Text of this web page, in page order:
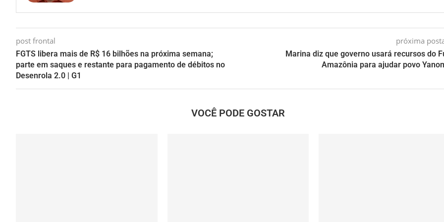
post frontal
FGTS libera mais de R$ 16 bilhões na próxima semana;
parte em saques e restante para pagamento de débitos no
Desenrola 2.0 | G1
próxima
Marina diz que governo usará recursos do
Amazônia para ajudar povo
VOCÊ PODE GOSTAR